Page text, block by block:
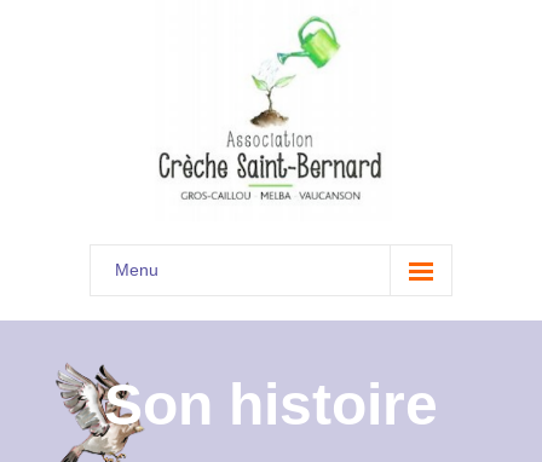
Menu
Accueil
Présentation
Son histoire